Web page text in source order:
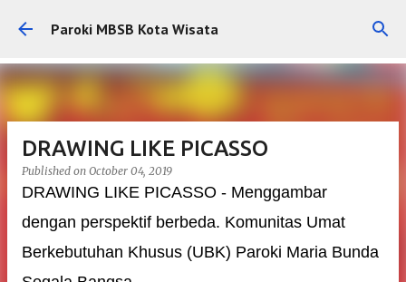
Skip to main content
Paroki MBSB Kota Wisata
DRAWING LIKE PICASSO
Published on October 04, 2019
DRAWING LIKE PICASSO - Menggambar
dengan perspektif berbeda. Komunitas Umat
Berkebutuhan Khusus (UBK) Paroki Maria Bunda